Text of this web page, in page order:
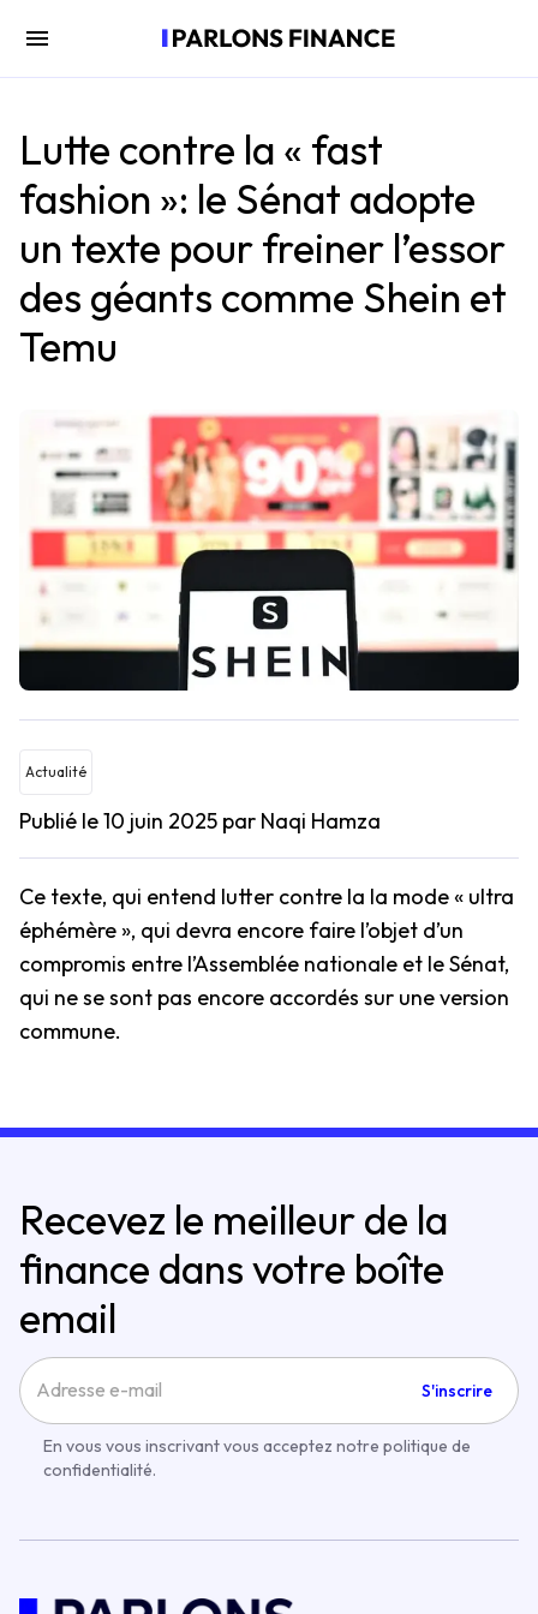
Lutte contre la « fast
fashion »: le Sénat adopte
un texte pour freiner l’essor
des géants comme Shein et
Temu
Actualité
Publié le 10 juin 2025 par Naqi Hamza
Ce texte, qui entend lutter contre la la mode « ultra
éphémère », qui devra encore faire l’objet d’un
compromis entre l’Assemblée nationale et le Sénat,
qui ne se sont pas encore accordés sur une version
commune.
Recevez le meilleur de la
finance dans votre boîte
email
S'inscrire
En vous vous inscrivant vous acceptez notre politique de
confidentialité.